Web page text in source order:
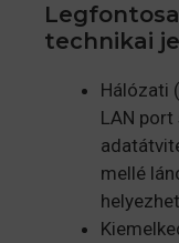
technikai
Hálózati
LAN
mellé